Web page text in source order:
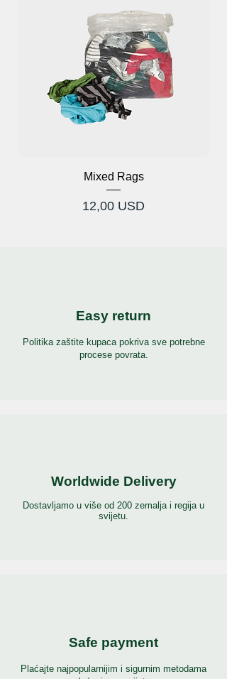
Mixed Rags
Cijena
12,00 USD
Easy return
Politika zaštite kupaca pokriva sve potrebne
procese povrata.
Worldwide Delivery
Dostavljamo u više od 200 zemalja i regija u
svijetu.
Safe payment
Plaćajte najpopularnijim i sigurnim metodama